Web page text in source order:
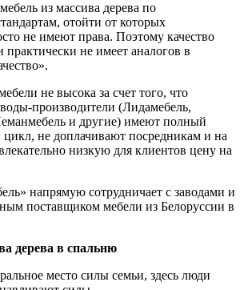
из массива дерева по
отойти от которых
не имеют права. Поэтому качество
не имеет аналогов в
не высока за счет того, что
производители (Лидамебель,
и другие) имеют полный
не доплачивают посредникам и на
низкую для клиентов цену на
напрямую сотрудничает с заводами и
поставщиком мебели из Белоруссии в
дерева в спальню
место силы семьи, здесь люди